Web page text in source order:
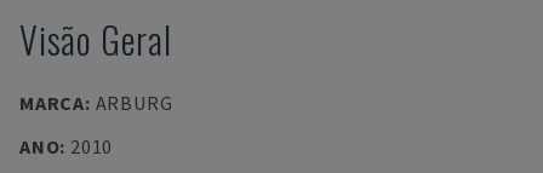
Visão Geral
MARCA: ARBURG
ANO: 2010